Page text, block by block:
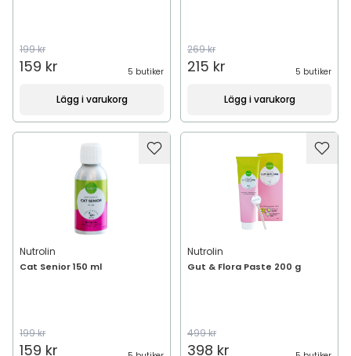
199 kr
159 kr 5 butiker
Lägg i varukorg
269 kr
215 kr 5 butiker
Lägg i varukorg
Nutrolin
Cat Senior 150 ml
199 kr
159 kr
Nutrolin
Gut & Flora Paste 200 g
499 kr
398 kr